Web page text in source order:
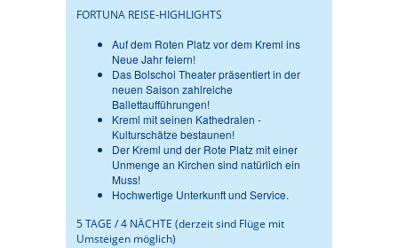
FORTUNA REISE-HIGHLIGHTS
Auf dem Roten Platz vor dem Kreml ins
Neue Jahr feiern!
Das Bolschoi Theater präsentiert in der
neuen Saison zahlreiche
Ballettaufführungen!
Kreml mit seinen Kathedralen -
Kulturschätze bestaunen!
Der Kreml und der Rote Platz mit einer
Unmenge an Kirchen sind natürlich ein
Muss!
Hochwertige Unterkunft und Service.
5 TAGE / 4 NÄCHTE (derzeit sind Flüge mit
Umsteigen möglich)